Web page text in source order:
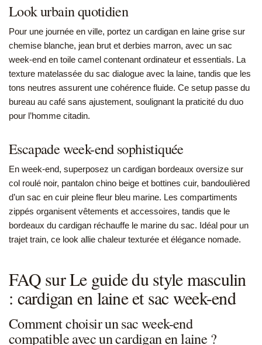
Look urbain quotidien
Pour une journée en ville, portez un cardigan en laine grise sur
chemise blanche, jean brut et derbies marron, avec un sac
week-end en toile camel contenant ordinateur et essentials. La
texture matelassée du sac dialogue avec la laine, tandis que les
tons neutres assurent une cohérence fluide. Ce setup passe du
bureau au café sans ajustement, soulignant la praticité du duo
pour l’homme citadin.
Escapade week-end sophistiquée
En week-end, superposez un cardigan bordeaux oversize sur
col roulé noir, pantalon chino beige et bottines cuir, bandoulièred
d’un sac en cuir pleine fleur bleu marine. Les compartiments
zippés organisent vêtements et accessoires, tandis que le
bordeaux du cardigan réchauffe le marine du sac. Idéal pour un
trajet train, ce look allie chaleur texturée et élégance nomade.
FAQ sur Le guide du style masculin
: cardigan en laine et sac week-end
Comment choisir un sac week-end
compatible avec un cardigan en laine ?